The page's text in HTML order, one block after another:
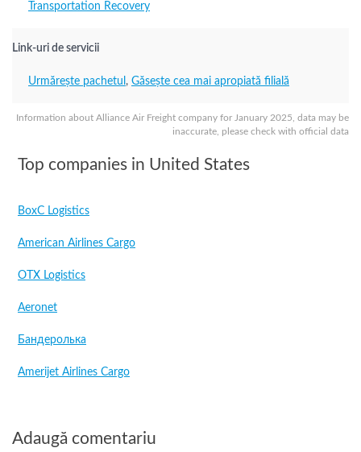
Information about Alliance Air Freight company for January 2025, data may be
inaccurate, please check with official data
Transportation Recovery
Link-uri de servicii
Urmărește pachetul , Găsește cea mai apropiată filială
Top companies in United States
BoxC Logistics
American Airlines Cargo
OTX Logistics
Aeronet
Бандеролька
Amerijet Airlines Cargo
Adaugă comentariu